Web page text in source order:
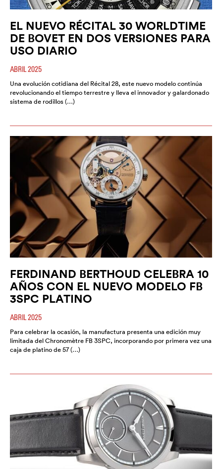
EL NUEVO RÉCITAL 30 WORLDTIME
DE BOVET EN DOS VERSIONES PARA
USO DIARIO
ABRIL 2025
Una evolución cotidiana del Récital 28, este nuevo modelo continúa
revolucionando el tiempo terrestre y lleva el innovador y galardonado
sistema de rodillos (…)
FERDINAND BERTHOUD CELEBRA 10
AÑOS CON EL NUEVO MODELO FB
3SPC PLATINO
ABRIL 2025
Para celebrar la ocasión, la manufactura presenta una edición muy
limitada del Chronomètre FB 3SPC, incorporando por primera vez una
caja de platino de 57 (…)